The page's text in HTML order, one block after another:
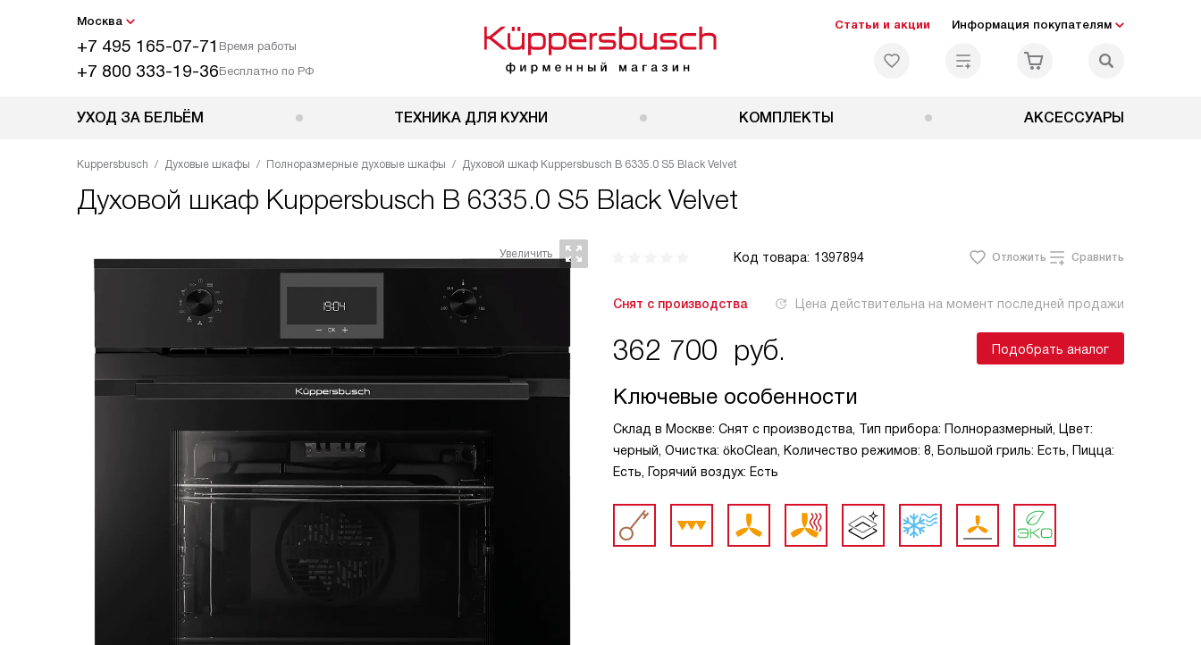
Москва
+7 495 165-07-71 Время работы
+7 800 333-19-36Бесплатно по РФ
Статьи и акции Информация покупателям
УХОД ЗА БЕЛЬЁМ ТЕХНИКА ДЛЯ КУХНИ КОМПЛЕКТЫ АКСЕССУАРЫ
Kuppersbusch Духовые шкафы Полноразмерные духовые шкафы Духовой шкаф Kuppersbusch B 6335.0 S5 Black Velvet
Духовой шкаф Kuppersbusch B 6335.0 S5 Black Velvet
Код товара: 1397894 Отложить Сравнить
Снят с производства Цена действительна на момент последней продажи
362 700 руб. Подобрать аналог
Ключевые особенности
Склад в Москве: Снят с производства, Тип прибора: Полноразмерный, Цвет:
черный, Очистка: ökoClean, Количество режимов: 8, Большой гриль: Есть, Пицца:
Есть, Горячий воздух: Есть